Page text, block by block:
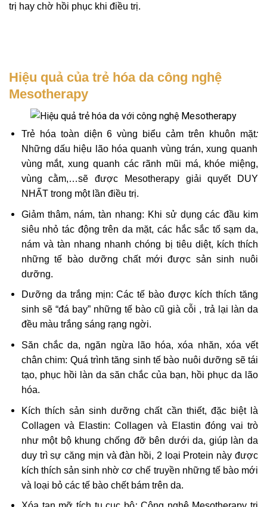
trị hay chờ hồi phục khi điều trị.
Hiệu quả của trẻ hóa da công nghệ
Mesotherapy
Trẻ hóa toàn diện 6 vùng biểu cảm trên khuôn mặt:
Những dấu hiệu lão hóa quanh vùng trán, xung quanh
vùng mắt, xung quanh các rãnh mũi má, khóe miệng,
vùng cằm,…sẽ được Mesotherapy giải quyết DUY
NHẤT trong một lần điều trị.
Giảm thâm, nám, tàn nhang: Khi sử dụng các đầu kim
siêu nhỏ tác động trên da mặt, các hắc sắc tố sạm da,
nám và tàn nhang nhanh chóng bị tiêu diệt, kích thích
những tế bào dưỡng chất mới được sản sinh nuôi
dưỡng.
Dưỡng da trắng mịn: Các tế bào được kích thích tăng
sinh sẽ “đá bay” những tế bào cũ già cỗi , trả lại làn da
đều màu trắng sáng rạng ngời.
Săn chắc da, ngăn ngừa lão hóa, xóa nhăn, xóa vết
chân chim: Quá trình tăng sinh tế bào nuôi dưỡng sẽ tái
tạo, phục hồi làn da săn chắc của bạn, hồi phục da lão
hóa.
Kích thích sản sinh dưỡng chất cần thiết, đặc biệt là
Collagen và Elastin: Collagen và Elastin đóng vai trò
như một bộ khung chống đỡ bên dưới da, giúp làn da
duy trì sự căng mịn và đàn hồi, 2 loại Protein này được
kích thích sản sinh nhờ cơ chế truyền những tế bào mới
và loại bỏ các tế bào chết bám trên da.